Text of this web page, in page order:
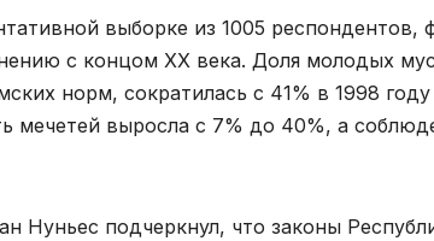
выборке из 1005 респондентов,
с концом XX века. Доля молодых
норм, сократилась с 41% в 1998 году
мечетей выросла с 7% до 40%, а
Нуньес подчеркнул, что законы